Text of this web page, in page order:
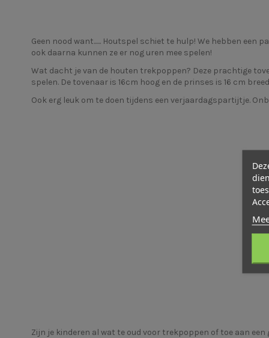
Geen nood want...... Houtspel schiet te hulp! We hebben een
ook daarna kunnen ze er nog uren mee spelen!
Wat dacht je van de houten trekpoppen? Deze prachtige
spelen. De tovenaar is 16cm hoog en de prinses is 16 cm
Ook erg leuk om te doen tijdens een verjaardagspartijtje.
Zijn je kinderen al wat te oud voor trekpoppen of toe aan